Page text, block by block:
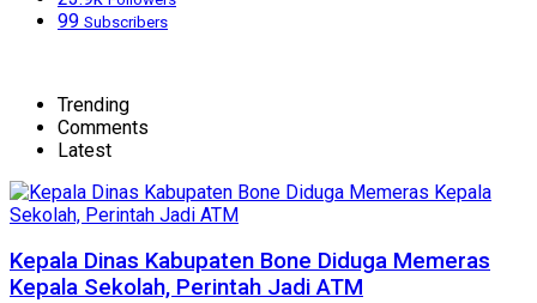
99 Subscribers
Trending
Comments
Latest
Kepala Dinas Kabupaten Bone Diduga Memeras
Kepala Sekolah, Perintah Jadi ATM